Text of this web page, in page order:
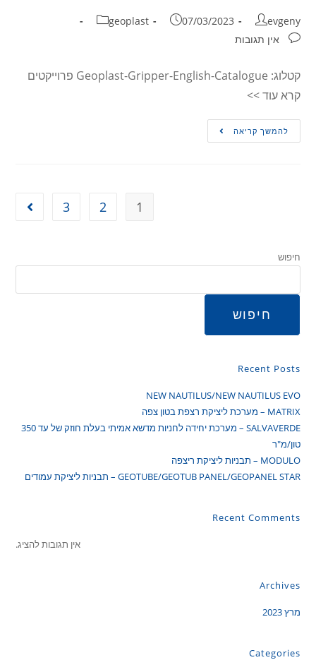
evgeny
07/03/2023
geoplast
אין תגובות
קטלוג: Geoplast-Gripper-English-Catalogue פרוייקטים
קרא עוד >>
להמשך קריאה
1
2
3
חיפוש
חיפוש
Recent Posts
NEW NAUTILUS/NEW NAUTILUS EVO
MATRIX – מערכת ליציקת רצפת בטון צפה
SALVAVERDE – מערכת יחידה לחניות מדשא אמיתי בעלת חוזק של עד 350
טון/מ"ר
MODULO – תבניות ליציקת ריצפה
GEOTUBE/GEOTUB PANEL/GEOPANEL STAR – תבניות ליציקת עמודים
Recent Comments
אין תגובות להציג.
Archives
מרץ 2023
Categories